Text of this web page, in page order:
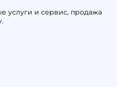
услуги и сервис, продажа